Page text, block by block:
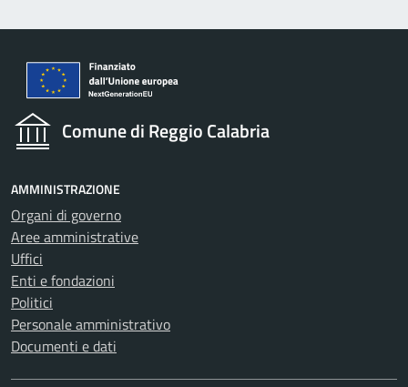
Comune di Reggio Calabria
AMMINISTRAZIONE
Organi di governo
Aree amministrative
Uffici
Enti e fondazioni
Politici
Personale amministrativo
Documenti e dati